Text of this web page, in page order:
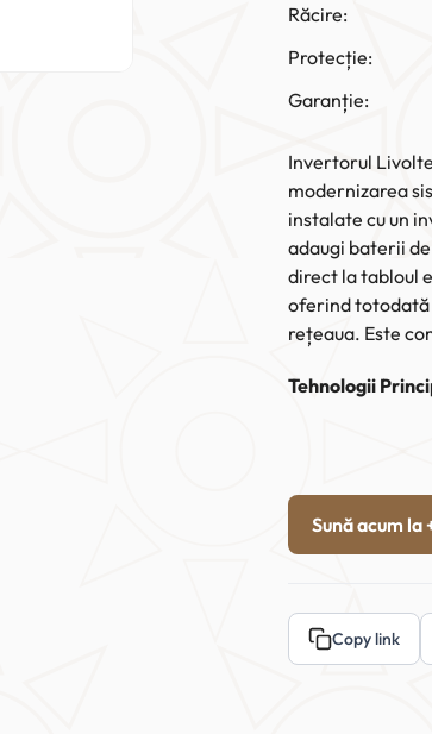
Răcire:
Protecție:
Garanție:
Invertorul
modernizarea
instalate cu un
adaugi baterii
direct la tabloul
oferind totodată
rețeaua. Este
Tehnologii
Sună acum la
Copy link